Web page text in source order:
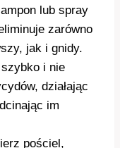
lub spray
zarówno
jak i gnidy.
i nie
działając
im
pościel,